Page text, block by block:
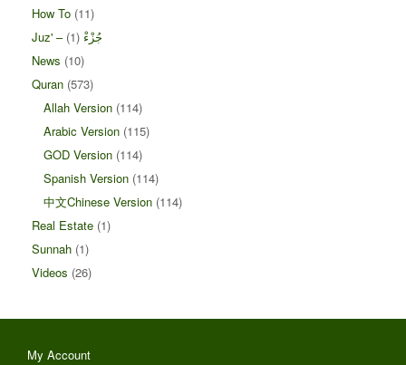
How To (11)
Juz' – جُزْءْ (1)
News (10)
Quran (573)
Allah Version (114)
Arabic Version (115)
GOD Version (114)
Spanish Version (114)
中文Chinese Version (114)
Real Estate (1)
Sunnah (1)
Videos (26)
My Account